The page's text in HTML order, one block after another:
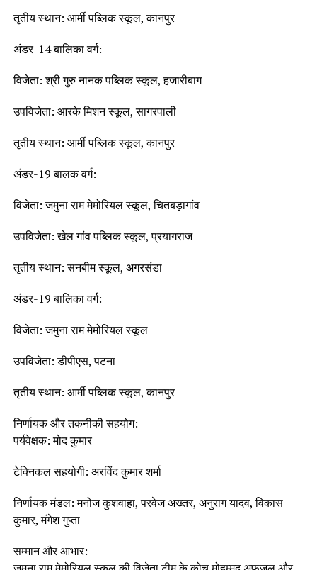
तृतीय स्थान: आर्मी पब्लिक स्कूल, कानपुर
अंडर-14 बालिका वर्ग:
विजेता: श्री गुरु नानक पब्लिक स्कूल, हजारीबाग
उपविजेता: आरके मिशन स्कूल, सागरपाली
तृतीय स्थान: आर्मी पब्लिक स्कूल, कानपुर
अंडर-19 बालक वर्ग:
विजेता: जमुना राम मेमोरियल स्कूल, चितबड़ागांव
उपविजेता: खेल गांव पब्लिक स्कूल, प्रयागराज
तृतीय स्थान: सनबीम स्कूल, अगरसंडा
अंडर-19 बालिका वर्ग:
विजेता: जमुना राम मेमोरियल स्कूल
उपविजेता: डीपीएस, पटना
तृतीय स्थान: आर्मी पब्लिक स्कूल, कानपुर
निर्णायक और तकनीकी सहयोग:
पर्यवेक्षक: मोद कुमार
टेक्निकल सहयोगी: अरविंद कुमार शर्मा
निर्णायक मंडल: मनोज कुशवाहा, परवेज अख्तर, अनुराग यादव, विकास
कुमार, मंगेश गुप्ता
सम्मान और आभार: